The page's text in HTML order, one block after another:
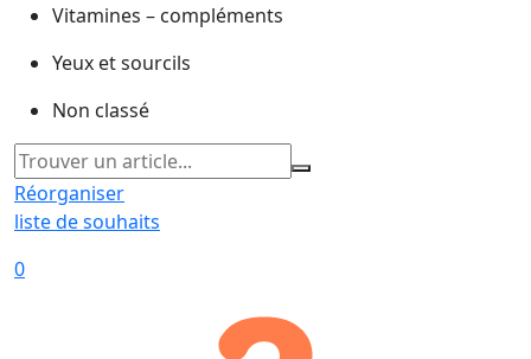
Vitamines – compléments
Yeux et sourcils
Non classé
Réorganiser
liste de souhaits
0